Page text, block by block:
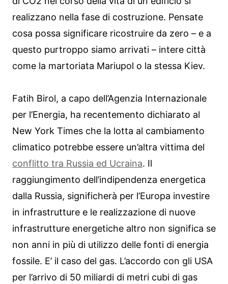
realizzano nella fase di costruzione. Pensate
cosa possa significare ricostruire da zero – e a
questo purtroppo siamo arrivati – intere città
come la martoriata Mariupol o la stessa Kiev.
Fatih Birol, a capo dell’Agenzia Internazionale
per l’Energia, ha recentemento dichiarato al
New York Times che la lotta al cambiamento
climatico potrebbe essere un’altra vittima del
conflitto tra Russia ed Ucraina. Il
raggiungimento dell’indipendenza energetica
dalla Russia, significherà per l’Europa investire
in infrastrutture e le realizzazione di nuove
infrastrutture energetiche altro non significa se
non anni in più di utilizzo delle fonti di energia
fossile. E’ il caso del gas. L’accordo con gli USA
per l’arrivo di 50 miliardi di metri cubi di gas